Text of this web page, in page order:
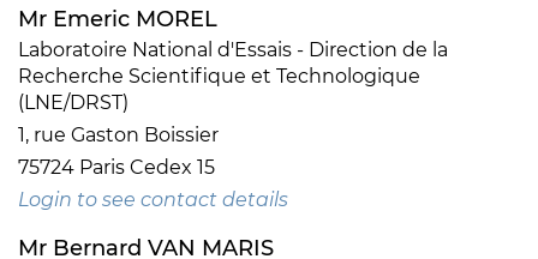
Mr Emeric MOREL
Laboratoire National d'Essais - Direction de la
Recherche Scientifique et Technologique
(LNE/DRST)
1, rue Gaston Boissier
75724 Paris Cedex 15
Login to see contact details
Mr Bernard VAN MARIS